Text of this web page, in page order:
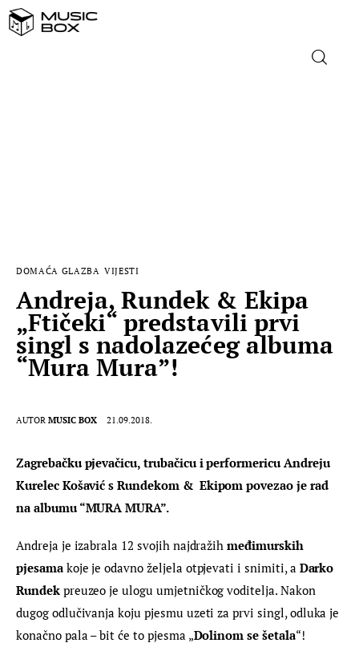
MUSIC BOX
DOMAĆA GLAZBA VIJESTI
Andreja, Rundek & Ekipa
„Ftičeki“ predstavili prvi
singl s nadolazećeg albuma
“Mura Mura”!
AUTOR MUSIC BOX 21.09.2018.
Zagrebačku pjevačicu, trubačicu i performericu Andreju
Kurelec Košavić s Rundekom &  Ekipom povezao je rad
na albumu “MURA MURA”.
Andreja je izabrala 12 svojih najdražih međimurskih
pjesama koje je odavno željela otpjevati i snimiti, a Darko
Rundek preuzeo je ulogu umjetničkog voditelja. Nakon
dugog odlučivanja koju pjesmu uzeti za prvi singl, odluka je
konačno pala – bit će to pjesma „Dolinom se šetala“!